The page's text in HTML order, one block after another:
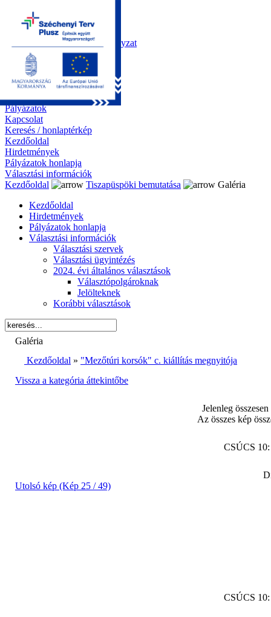
Kezdőoldal
Önkormányzat
Polgármesteri Hivatal
Roma Nemzetiségi Önkormányzat
Elektronikus ügyintézés
Közérdekű információk
Tiszapüspöki bemutatása
Galéria
Díjazottaink
Pályázatok
Kapcsolat
Keresés / honlaptérkép
Kezdőoldal
Hirdetmények
Pályázatok honlapja
Választási információk
Kezdőoldal
Tiszapüspöki bemutatása
Galéria
Kezdőoldal
Hirdetmények
Pályázatok honlapja
Választási információk
Választási szervek
Választási ügyintézés
2024. évi általános választások
Választópolgároknak
Jelölteknek
Korábbi választások
Galéria
Kezdőoldal » "Mezőtúri korsók" c. kiállítás megnyitója
Vissza a kategória áttekintőbe
Jelenleg
Az összes kép
CSÚCS
Utolsó kép (Kép 25 / 49)
CSÚCS